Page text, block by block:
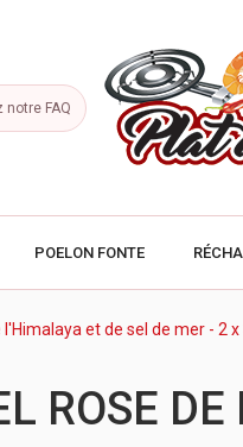
notre FAQ
POELON FONTE
et de sel de mer - 2 x
ROSE